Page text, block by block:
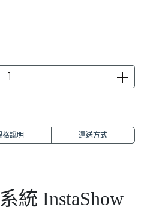
格說明 運送方式
統 InstaShow